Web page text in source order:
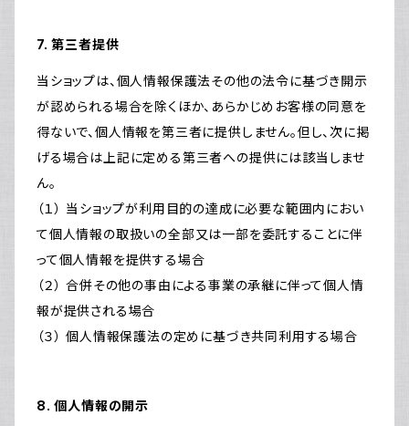
7. 第三者提供
当ショップは、個人情報保護法その他の法令に基づき開示
が認められる場合を除くほか、あらかじめお客様の同意を
得ないで、個人情報を第三者に提供しません。但し、次に掲
げる場合は上記に定める第三者への提供には該当しませ
ん。
（１） 当ショップが利用目的の達成に必要な範囲内におい
て個人情報の取扱いの全部又は一部を委託することに伴
って個人情報を提供する場合
（２） 合併その他の事由による事業の承継に伴って個人情
報が提供される場合
（３） 個人情報保護法の定めに基づき共同利用する場合
8. 個人情報の開示